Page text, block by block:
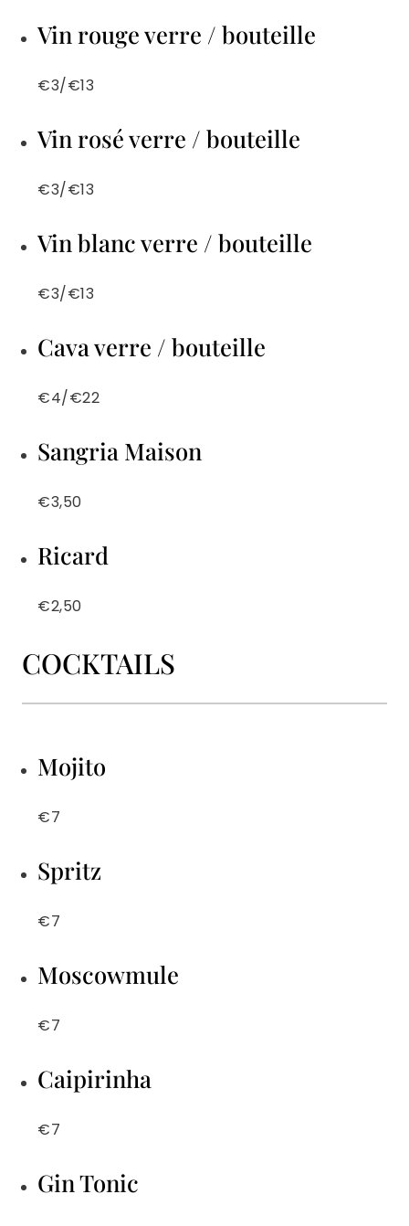
Vin rouge verre / bouteille
€3/€13
Vin rosé verre / bouteille
€3/€13
Vin blanc verre / bouteille
€3/€13
Cava verre / bouteille
€4/€22
Sangria Maison
€3,50
Ricard
€2,50
COCKTAILS
Mojito
€7
Spritz
€7
Moscowmule
€7
Caipirinha
€7
Gin Tonic